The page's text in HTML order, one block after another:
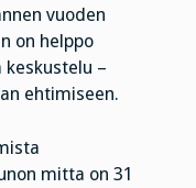
vuoden
on helppo
–
ehtimiseen.
mitta on 31